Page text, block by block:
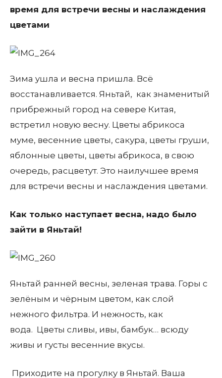
время для встречи весны и наслаждения
цветами
Зима ушла и весна пришла. Всё
восстанавливается. Яньтай, как знаменитый
прибрежный город на севере Китая,
встретил новую весну. Цветы абрикоса
муме, весенние цветы, сакура, цветы груши,
яблонные цветы, цветы абрикоса, в свою
очередь, расцветут. Это наилучшее время
для встречи весны и наслаждения цветами.
Как только наступает весна, надо было
зайти в Яньтай!
Яньтай ранней весны, зеленая трава. Горы c
зелёным и чёрным цветом, как слой
нежного фильтра. И нежность, как
вода. Цветы сливы, ивы, бамбук… всюду
живы и густы весенние вкусы.
Приходите на прогулку в Яньтай. Ваша